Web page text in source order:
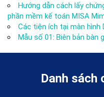
Hướng dẫn cách lấy
phần mềm kế toán MISA
Các tiện ích tại màn hình
Mẫu số 01: Biên bản bàn
Danh sách